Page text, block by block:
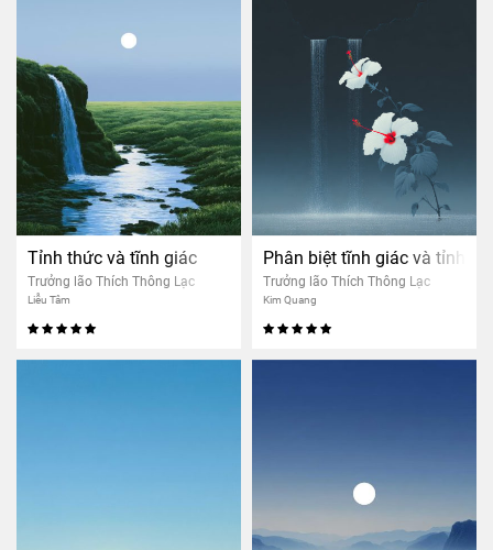
Tỉnh thức và tĩnh giác
Trưởng lão Thích Thông Lạc
Liễu Tâm
Phân biệt tĩnh giác và tỉnh
Trưởng lão Thích Thông Lạc
Kim Quang